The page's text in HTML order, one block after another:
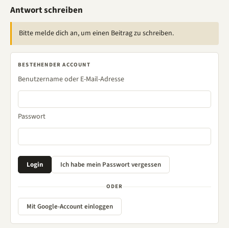
Antwort schreiben
Bitte melde dich an, um einen Beitrag zu schreiben.
BESTEHENDER ACCOUNT
Benutzername oder E-Mail-Adresse
Passwort
ODER
Mit Google-Account einloggen